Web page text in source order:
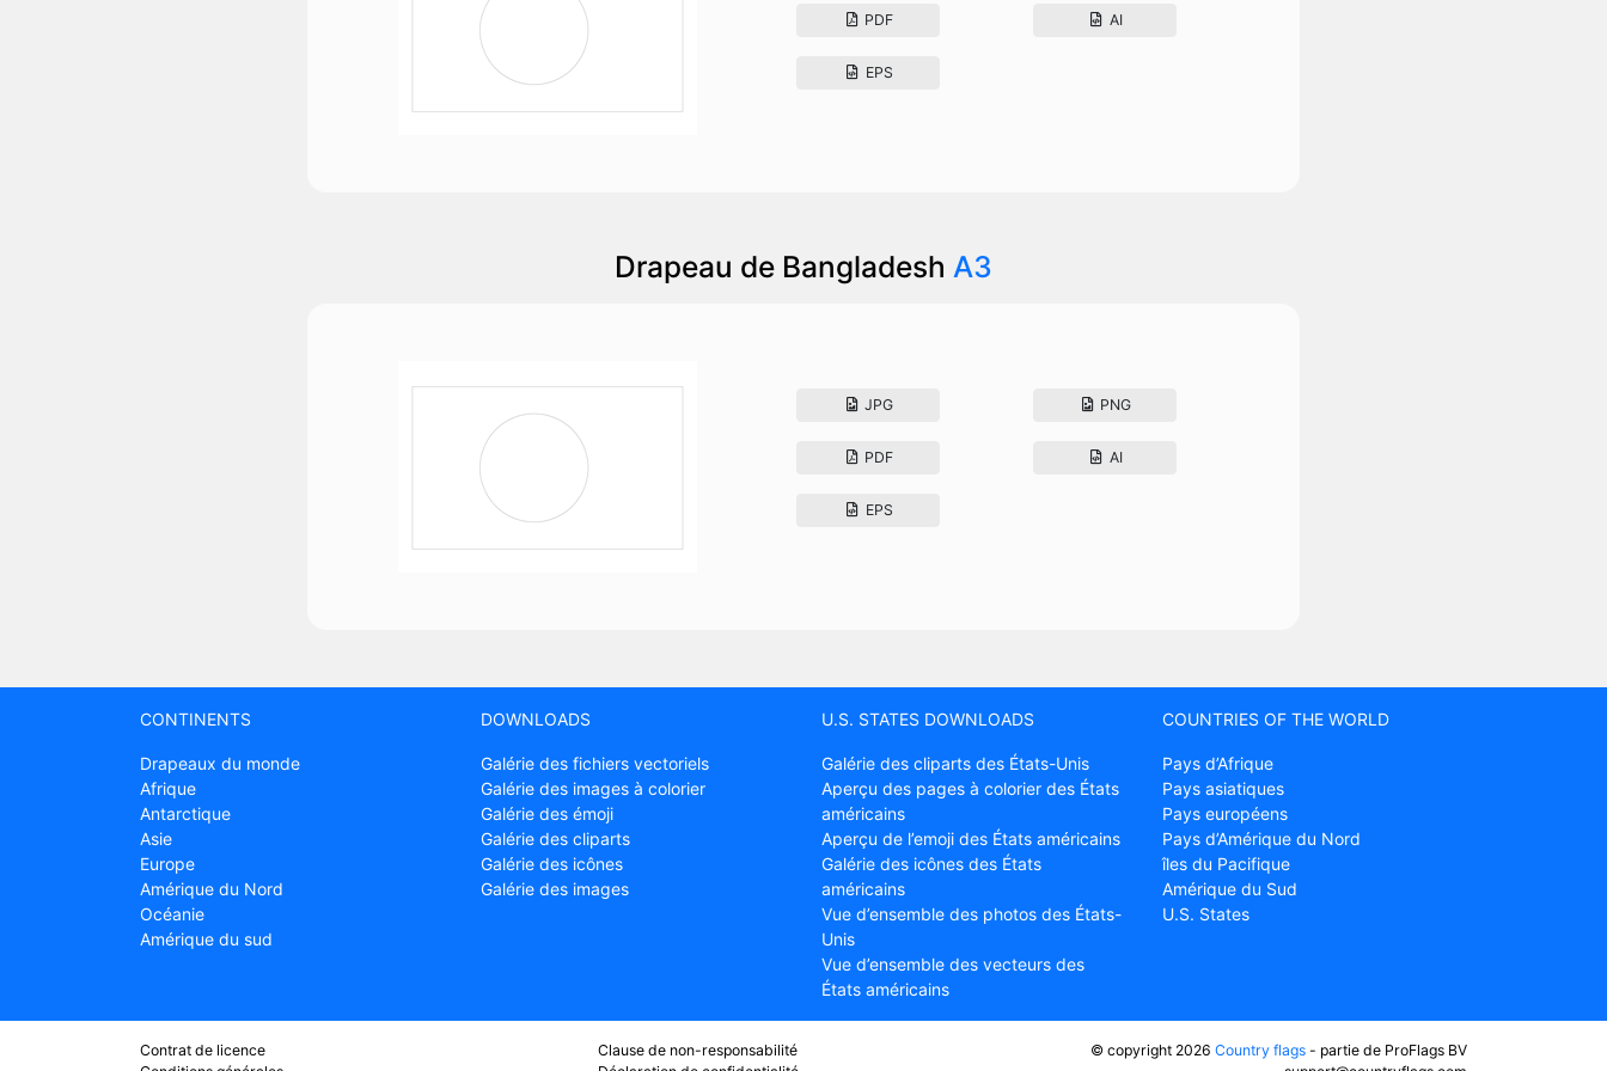
PDF AI
EPS
Drapeau de Bangladesh A3
JPG PNG
PDF AI
EPS
CONTINENTS
Drapeaux du monde
Afrique
Antarctique
Asie
Europe
Amérique du Nord
Océanie
Amérique du sud
DOWNLOADS
Galérie des fichiers vectoriels
Galérie des images à colorier
Galérie des émoji
Galérie des cliparts
Galérie des icônes
Galérie des images
U.S. STATES DOWNLOADS
Galérie des cliparts des États-Unis
Aperçu des pages à colorier des États
américains
Aperçu de l’emoji des États américains
Galérie des icônes des États
américains
Vue d’ensemble des photos des États-
Unis
Vue d’ensemble des vecteurs des
États américains
COUNTRIES OF THE WORLD
Pays d’Afrique
Pays asiatiques
Pays européens
Pays d’Amérique du Nord
îles du Pacifique
Amérique du Sud
U.S. States
Contrat de licence
Clause de non-responsabilité
© copyright 2026 Country flags - partie de ProFlags BV